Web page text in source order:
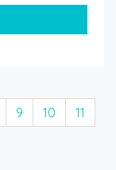
9 10
11